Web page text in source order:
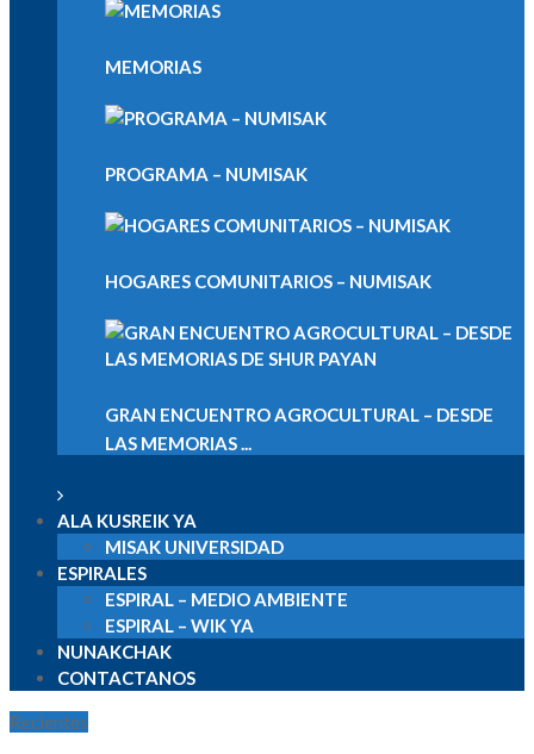
MEMORIAS
PROGRAMA – NUMISAK
HOGARES COMUNITARIOS – NUMISAK
GRAN ENCUENTRO AGROCULTURAL – DESDE
LAS MEMORIAS ...
ALA KUSREIK YA
MISAK UNIVERSIDAD
ESPIRALES
ESPIRAL – MEDIO AMBIENTE
ESPIRAL – WIK YA
NUNAKCHAK
CONTACTANOS
Recientes